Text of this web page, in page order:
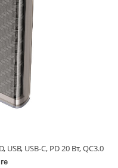
USB-C, PD 20 Вт, QC3.0